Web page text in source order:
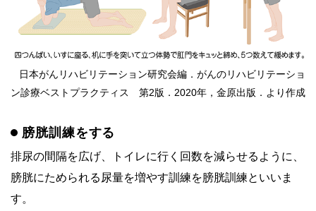
日本がんリハビリテーション研究会編．がんのリハビリテーショ
ン診療ベストプラクティス 第2版．2020年，金原出版．より作成
膀胱訓練をする
排尿の間隔を広げ、トイレに行く回数を減らせるように、
膀胱にためられる尿量を増やす訓練を膀胱訓練といいま
す。